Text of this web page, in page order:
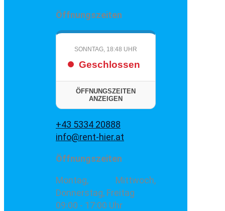
Öffnungszeiten
SONNTAG, 18:48 UHR
Geschlossen
ÖFFNUNGSZEITEN
ANZEIGEN
+43 5334 20888
info@rent-hier.at
Öffnungszeiten
Montag, Mittwoch,
Donnerstag, Freitag
09:00 - 17:00 Uhr